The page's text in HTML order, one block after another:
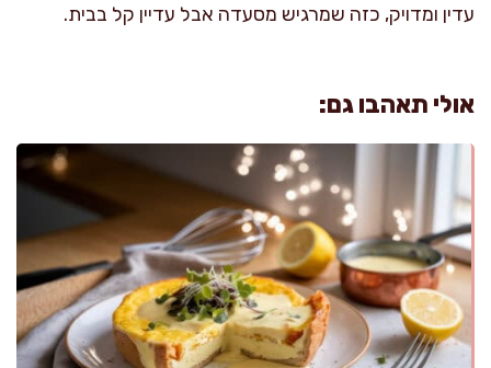
עדין ומדויק, כזה שמרגיש מסעדה אבל עדיין קל בבית.
אולי תאהבו גם: